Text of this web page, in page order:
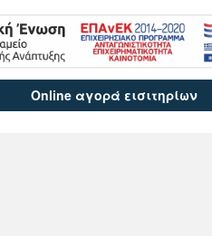
Online αγορά εισιτηρίων